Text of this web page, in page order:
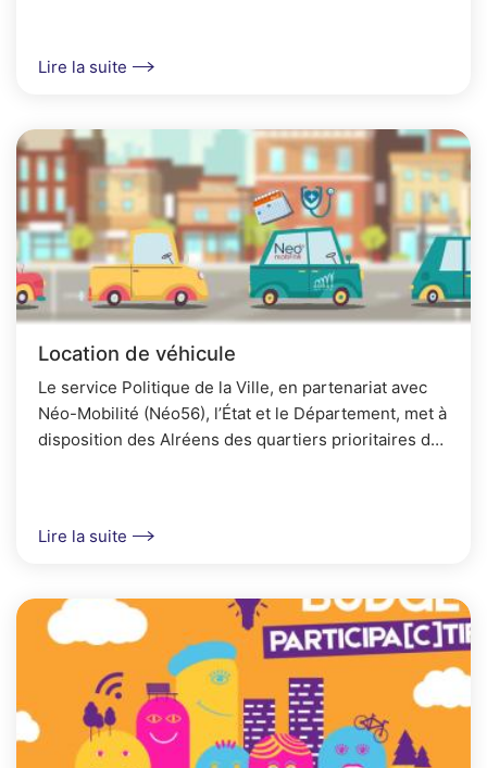
Lire la suite
Location de véhicule
Le service Politique de la Ville, en partenariat avec
Néo-Mobilité (Néo56), l’État et le Département, met à
disposition des Alréens des quartiers prioritaires de
Lire la suite